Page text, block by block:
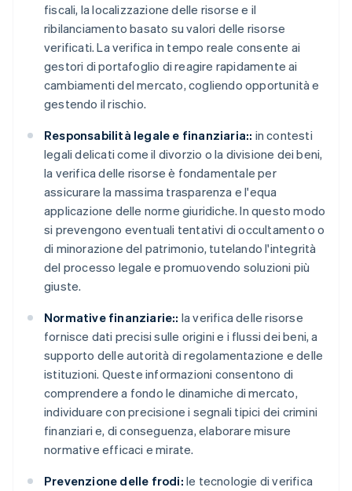
fiscali, la localizzazione delle risorse e il
ribilanciamento basato su valori delle risorse
verificati. La verifica in tempo reale consente ai
gestori di portafoglio di reagire rapidamente ai
cambiamenti del mercato, cogliendo opportunità e
gestendo il rischio.
Responsabilità legale e finanziaria:: in contesti
legali delicati come il divorzio o la divisione dei beni,
la verifica delle risorse è fondamentale per
assicurare la massima trasparenza e l'equa
applicazione delle norme giuridiche. In questo modo
si prevengono eventuali tentativi di occultamento o
di minorazione del patrimonio, tutelando l'integrità
del processo legale e promuovendo soluzioni più
giuste.
Normative finanziarie:: la verifica delle risorse
fornisce dati precisi sulle origini e i flussi dei beni, a
supporto delle autorità di regolamentazione e delle
istituzioni. Queste informazioni consentono di
comprendere a fondo le dinamiche di mercato,
individuare con precisione i segnali tipici dei crimini
finanziari e, di conseguenza, elaborare misure
normative efficaci e mirate.
Prevenzione delle frodi: le tecnologie di verifica